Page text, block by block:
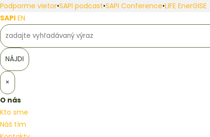
Podporme vietor•SAPI podcast•SAPI Conference•LIFE EnerGISE
SAPI EN
×
O nás
Kto sme
Náš tím